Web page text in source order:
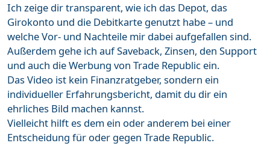
Ich zeige dir transparent, wie ich das Depot, das
Girokonto und die Debitkarte genutzt habe – und
welche Vor- und Nachteile mir dabei aufgefallen sind.
Außerdem gehe ich auf Saveback, Zinsen, den Support
und auch die Werbung von Trade Republic ein.
Das Video ist kein Finanzratgeber, sondern ein
individueller Erfahrungsbericht, damit du dir ein
ehrliches Bild machen kannst.
Vielleicht hilft es dem ein oder anderem bei einer
Entscheidung für oder gegen Trade Republic.